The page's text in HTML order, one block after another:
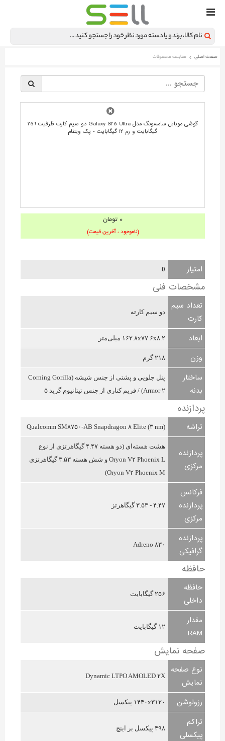
صفحه اصلی مقایسه محصولات
§
گوشی موبایل سامسونگ مدل Galaxy S25 Ultra دو سیم کارت ظرفیت 256
گیگابایت و رم 12 گیگابایت - پک ویتنام
0 تومان
(ناموجود ، آخرین قیمت)
امتیاز 0
مشخصات فنی
تعداد سیم
کارت
دو سیم کارته
ابعاد ۱۶۲.۸x۷۷.۶x۸.۲ میلی‌متر
وزن ۲۱۸ گرم
ساختار
بدنه
پنل جلویی و پشتی از جنس شیشه (Corning Gorilla
Armor ۲) / فریم کناری از جنس تیتانیوم گرید ۵
پردازنده
تراشه Qualcomm SM۸۷۵۰-AB Snapdragon ۸ Elite (۳ nm)
پردازنده
مرکزی
هشت هسته‌ای (دو هسته ۴.۴۷ گیگاهرتزی از نوع
Oryon V۲ Phoenix L و شش هسته ۳.۵۳ گیگاهرتزی
Oryon V۲ Phoenix M)
فرکانس
پردازنده
مرکزی
۴.۴۷ - ۳.۵۳ گیگاهرتز
پردازنده
گرافیکی
Adreno ۸۳۰
حافظه
حافظه
داخلی
۲۵۶ گیگابایت
مقدار
RAM
۱۲ گیگابایت
صفحه نمایش
نوع صفحه
نمایش
Dynamic LTPO AMOLED ۲X
رزولوشن ۱۴۴۰x۳۱۲۰ پیکسل
تراکم
پیکسلی
۴۹۸ پیکسل بر اینچ